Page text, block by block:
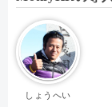
しょうへい